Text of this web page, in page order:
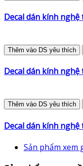
Decal dán kính
Thêm vào DS yêu thích
Decal dán kính
Thêm vào DS yêu thích
Decal dán kính
Sản phẩm xem